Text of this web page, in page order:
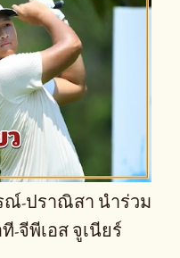
ณ์-ปราณิสา นำร่วม
-จีพีเอส จูเนียร์